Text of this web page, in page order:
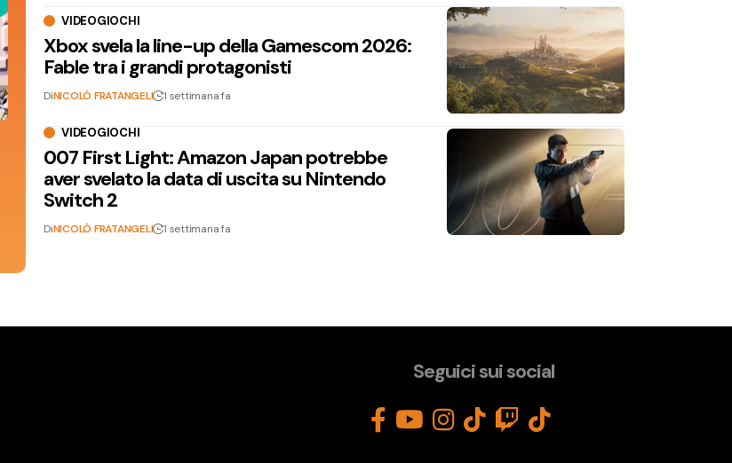
VIDEOGIOCHI
Xbox svela la line-up della Gamescom 2026:
Fable tra i grandi protagonisti
DiNICOLÒ FRATANGELI 1 settimana fa
VIDEOGIOCHI
007 First Light: Amazon Japan potrebbe
aver svelato la data di uscita su Nintendo
Switch 2
DiNICOLÒ FRATANGELI 1 settimana fa
Seguici sui social